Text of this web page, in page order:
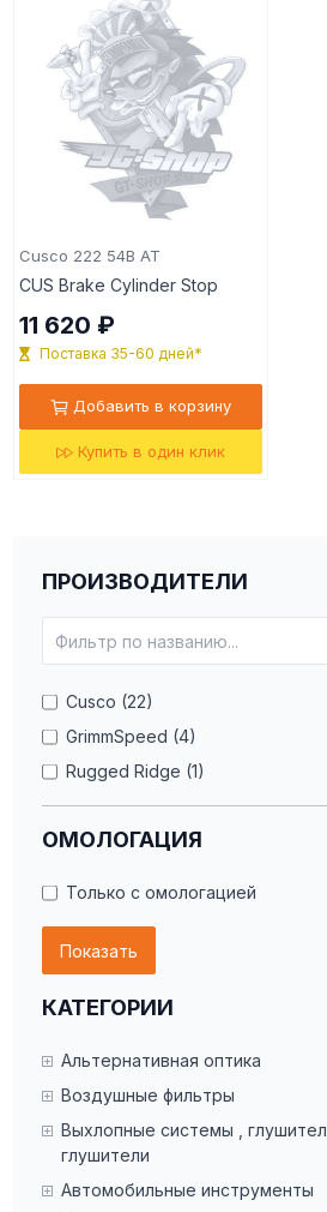
ПРОИЗВОДИТЕЛИ
Cusco (22)
GrimmSpeed (4)
Rugged Ridge (1)
ОМОЛОГАЦИЯ
Только с омологацией
Показать
КАТЕГОРИИ
Альтернативная оптика
Воздушные фильтры
Выхлопные системы ,
глушители
Автомобильные инструменты
Cusco 222 54B AT
CUS Brake Cylinder Stop
11 620 ₽
Поставка 35-60 дней*
Добавить в корзину
Купить в один клик